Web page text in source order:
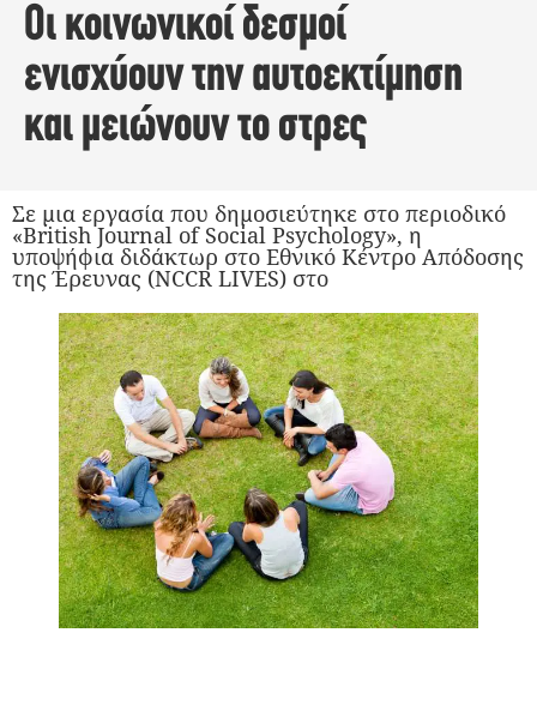
Οι κοινωνικοί δεσμοί
ενισχύουν την αυτοεκτίμηση
και μειώνουν το στρες
Σε μια εργασία που δημοσιεύτηκε στο περιοδικό
«British Journal of Social Psychology», η
υποψήφια διδάκτωρ στο Εθνικό Κέντρο Απόδοσης
της Έρευνας (NCCR LIVES) στο